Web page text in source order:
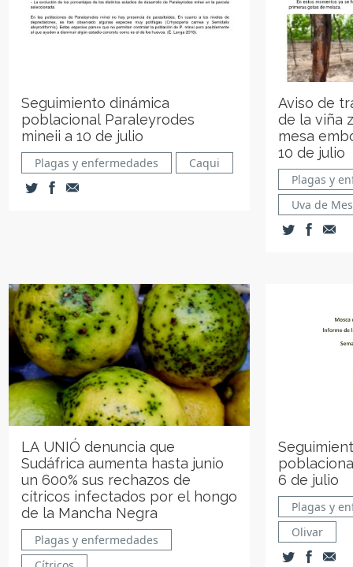
Seguimiento dinámica
poblacional Paraleyrodes
mineii a 10 de julio
Plagas y enfermedades Caqui
Aviso de
de la viña
mesa
10 de julio
Plagas y
Uva de
LA UNIÓ denuncia que
Sudáfrica aumenta hasta junio
un 600% sus rechazos de
cítricos infectados por el hongo
de la Mancha Negra
Plagas y enfermedades
6 de julio
Plagas y
Olivar